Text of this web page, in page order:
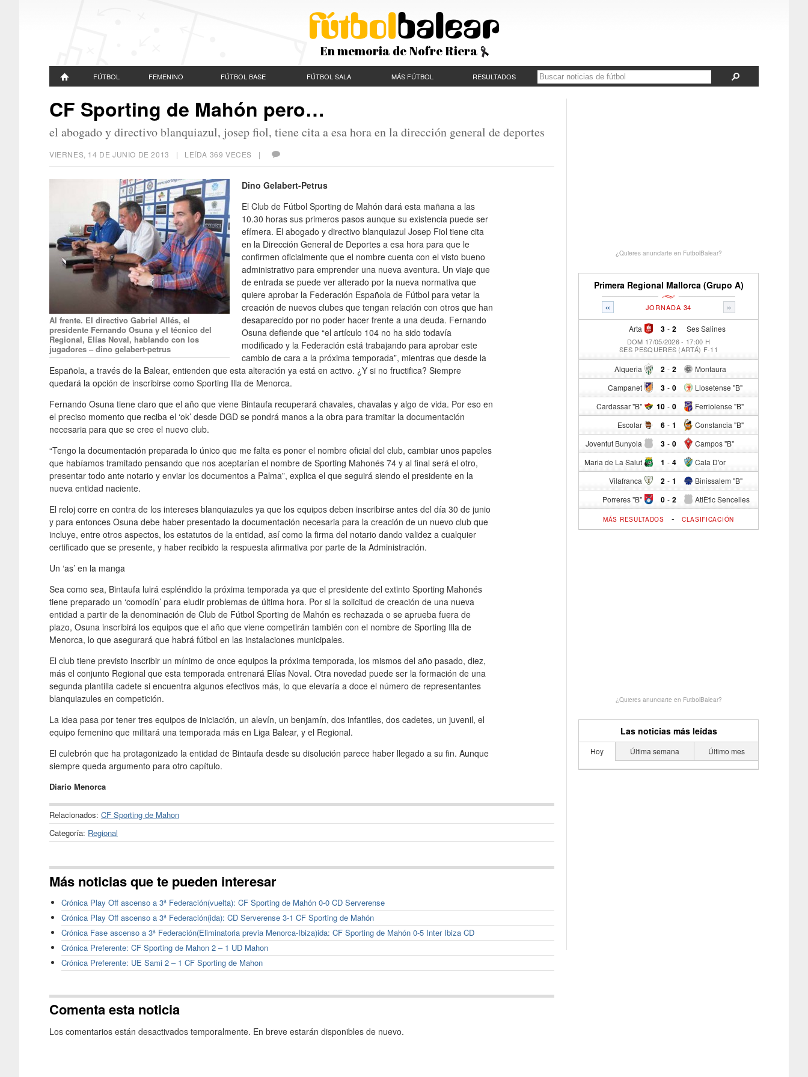
En memoria de Nofre Riera
FÚTBOL FEMENINO FÚTBOL BASE FÚTBOL SALA MÁS FÚTBOL RESULTADOS
CF Sporting de Mahón pero…
el abogado y directivo blanquiazul, josep fiol, tiene cita a esa hora en la dirección general de deportes
VIERNES, 14 DE JUNIO DE 2013 | LEÍDA 369 VECES |
Al frente. El directivo Gabriel Allés, el
presidente Fernando Osuna y el técnico del
Regional, Elías Noval, hablando con los
jugadores – dino gelabert-petrus
Dino Gelabert-Petrus
El Club de Fútbol Sporting de Mahón dará esta mañana a las
10.30 horas sus primeros pasos aunque su existencia puede ser
efímera. El abogado y directivo blanquiazul Josep Fiol tiene cita
en la Dirección General de Deportes a esa hora para que le
confirmen oficialmente que el nombre cuenta con el visto bueno
administrativo para emprender una nueva aventura. Un viaje que
de entrada se puede ver alterado por la nueva normativa que
quiere aprobar la Federación Española de Fútbol para vetar la
creación de nuevos clubes que tengan relación con otros que han
desaparecido por no poder hacer frente a una deuda. Fernando
Osuna defiende que “el artículo 104 no ha sido todavía
modificado y la Federación está trabajando para aprobar este
cambio de cara a la próxima temporada”, mientras que desde la
Española, a través de la Balear, entienden que esta alteración ya está en activo. ¿Y si no fructifica? Siempre
quedará la opción de inscribirse como Sporting Illa de Menorca.
Fernando Osuna tiene claro que el año que viene Bintaufa recuperará chavales, chavalas y algo de vida. Por eso en
el preciso momento que reciba el ‘ok’ desde DGD se pondrá manos a la obra para tramitar la documentación
necesaria para que se cree el nuevo club.
“Tengo la documentación preparada lo único que me falta es poner el nombre oficial del club, cambiar unos papeles
que habíamos tramitado pensando que nos aceptarían el nombre de Sporting Mahonés 74 y al final será el otro,
presentar todo ante notario y enviar los documentos a Palma”, explica el que seguirá siendo el presidente en la
nueva entidad naciente.
El reloj corre en contra de los intereses blanquiazules ya que los equipos deben inscribirse antes del día 30 de junio
y para entonces Osuna debe haber presentado la documentación necesaria para la creación de un nuevo club que
incluye, entre otros aspectos, los estatutos de la entidad, así como la firma del notario dando validez a cualquier
certificado que se presente, y haber recibido la respuesta afirmativa por parte de la Administración.
Un ‘as’ en la manga
Sea como sea, Bintaufa luirá espléndido la próxima temporada ya que el presidente del extinto Sporting Mahonés
tiene preparado un ‘comodín’ para eludir problemas de última hora. Por si la solicitud de creación de una nueva
entidad a partir de la denominación de Club de Fútbol Sporting de Mahón es rechazada o se aprueba fuera de
plazo, Osuna inscribirá los equipos que el año que viene competirán también con el nombre de Sporting Illa de
Menorca, lo que asegurará que habrá fútbol en las instalaciones municipales.
El club tiene previsto inscribir un mínimo de once equipos la próxima temporada, los mismos del año pasado, diez,
más el conjunto Regional que esta temporada entrenará Elías Noval. Otra novedad puede ser la formación de una
segunda plantilla cadete si encuentra algunos efectivos más, lo que elevaría a doce el número de representantes
blanquiazules en competición.
La idea pasa por tener tres equipos de iniciación, un alevín, un benjamín, dos infantiles, dos cadetes, un juvenil, el
equipo femenino que militará una temporada más en Liga Balear, y el Regional.
El culebrón que ha protagonizado la entidad de Bintaufa desde su disolución parece haber llegado a su fin. Aunque
siempre queda argumento para otro capítulo.
Diario Menorca
Relacionados: CF Sporting de Mahon
Categoría: Regional
Más noticias que te pueden interesar
Crónica Play Off ascenso a 3ª Federación(vuelta): CF Sporting de Mahón 0-0 CD Serverense
Crónica Play Off ascenso a 3ª Federación(ida): CD Serverense 3-1 CF Sporting de Mahón
Crónica Fase ascenso a 3ª Federación(Eliminatoria previa Menorca-Ibiza)ida: CF Sporting de Mahón 0-5 Inter Ibiza CD
Crónica Preferente: CF Sporting de Mahon 2 – 1 UD Mahon
Crónica Preferente: UE Sami 2 – 1 CF Sporting de Mahon
Comenta esta noticia
Los comentarios están desactivados temporalmente. En breve estarán disponibles de nuevo.
¿Quieres anunciarte en FutbolBalear?
Primera Regional Mallorca (Grupo A)
« »
JORNADA 34
Arta 3 - Ses Salines
2
DOM 17/05/2026 - 17:00 H
SES PESQUERES (ARTÁ) F-11
Alqueria 2 - Montaura
2
Campanet 3 - Llosetense "B"
0
Cardassar "B" 10 - Ferriolense "B"
0
Escolar 6 - Constancia "B"
1
Joventut Bunyola 3 - Campos "B"
0
Maria de La Salut 1 - Cala D'or
4
Vilafranca 2 - Binissalem "B"
1
Porreres "B" 0 - AtlÈtic Sencelles
2
MÁS RESULTADOS - CLASIFICACIÓN
¿Quieres anunciarte en FutbolBalear?
Las noticias más leídas
Hoy Última semana Último mes